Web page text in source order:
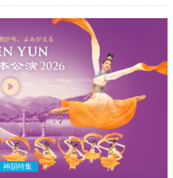
神韻特集